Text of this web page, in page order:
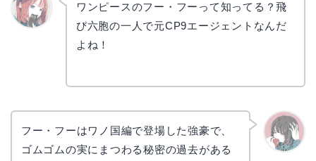
ワンピースのフー・フーって知ってる？飛
び六胞の一人で元CP9エージェントなんだ
よね！
フー・フーはワノ国編で登場した強豪で、
ゴムゴムの実にまつわる秘密の過去がある